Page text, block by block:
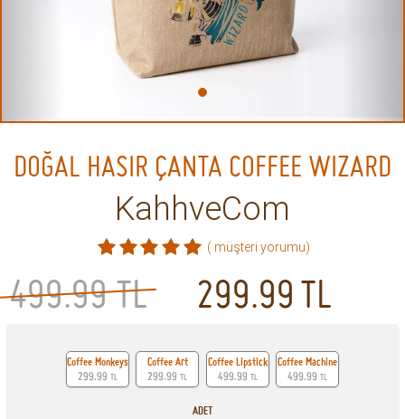
DOĞAL HASIR ÇANTA COFFEE WIZARD
KahhveCom
( müşteri yorumu)
499.99 TL 299.99TL
Coffee Monkeys
299.99 TL
Coffee Art
299.99TL
Coffee Lipstick
499.99 TL
Coffee Machine
499.99TL
ADET